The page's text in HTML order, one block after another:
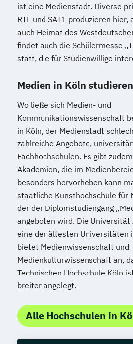
ist eine Medienstadt. Diverse
RTL und SAT1 produzieren
auch Heimat des
findet auch die Schülermesse
statt, die für Studienwillige
Medien in Köln studieren
Wo ließe sich Medien- und
Kommunikationswissenschaft
in Köln, der Medienstadt
zahlreiche Angebote,
Fachhochschulen. Es gibt
Akademien, die im
besonders hervorheben kann
staatliche Kunsthochschule für
der der Diplomstudiengang
angeboten wird. Die Universität
eine der ältesten Universitäten
bietet Medienwissenschaft und
Medienkulturwissenschaft an,
Technischen Hochschule Köln
breiter angelegt.
Alle Hochschulen in